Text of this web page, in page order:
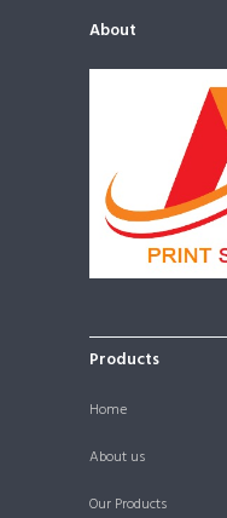
About
Products
Home
About us
Our Products